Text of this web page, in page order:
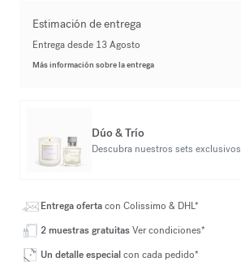
Estimación de entrega
Entrega desde 13 Agosto
Más información sobre la entrega
Dúo & Trío
Descubra nuestros sets exclusivos
Entrega ofertacon Colissimo & DHL*
2 muestras gratuitasVer condiciones*
Un detalle especialcon cada pedido*